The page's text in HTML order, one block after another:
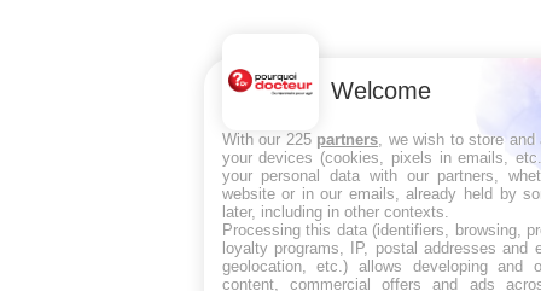
Welcome
With our 225 partners , we wish to store
your devices (cookies, pixels in emails,
your personal data with our partners,
website or in our emails, already held by
later, including in other contexts.
Processing this data (identifiers, browsing,
loyalty programs, IP, postal addresses and
geolocation, etc.) allows developing and
content, commercial offers and ads